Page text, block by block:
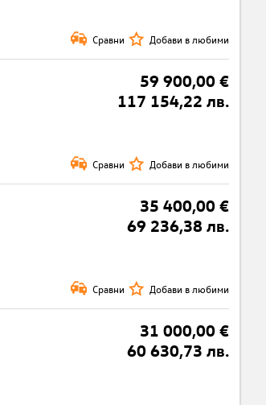
Сравни Добави в любими
59 900,00 €
117 154,22 лв.
Сравни Добави в любими
35 400,00 €
69 236,38 лв.
Сравни Добави в любими
31 000,00 €
60 630,73 лв.